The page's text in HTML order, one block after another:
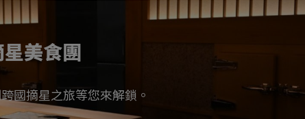
美食團
國摘星之旅等您來解鎖。